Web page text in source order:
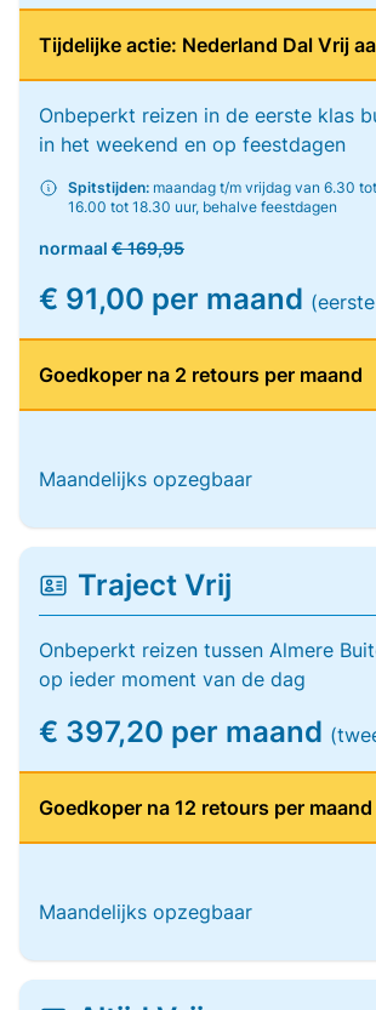
Tijdelijke actie: Nederland Dal Vrij
Onbeperkt reizen in de eerste klas
in het weekend en op feestdagen
Spitstijden: maandag t/m vrijdag van 6.30
16.00 tot 18.30 uur, behalve feestdagen
normaal € 169,95
€ 91,00 per maand
Goedkoper na 2 retours per maand
Maandelijks opzegbaar
Traject Vrij
Onbeperkt reizen tussen Almere
op ieder moment van de dag
€ 397,20 per maand
Goedkoper na 12 retours per maand
Maandelijks opzegbaar